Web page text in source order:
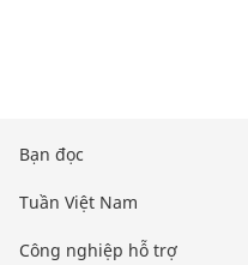
Bạn đọc
Tuần Việt Nam
Công nghiệp hỗ trợ